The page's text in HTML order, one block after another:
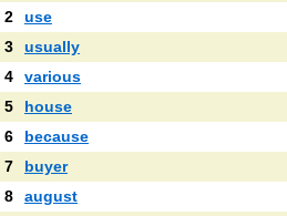
2
use
3
usually
4
various
5
house
6
because
7
buyer
8
august